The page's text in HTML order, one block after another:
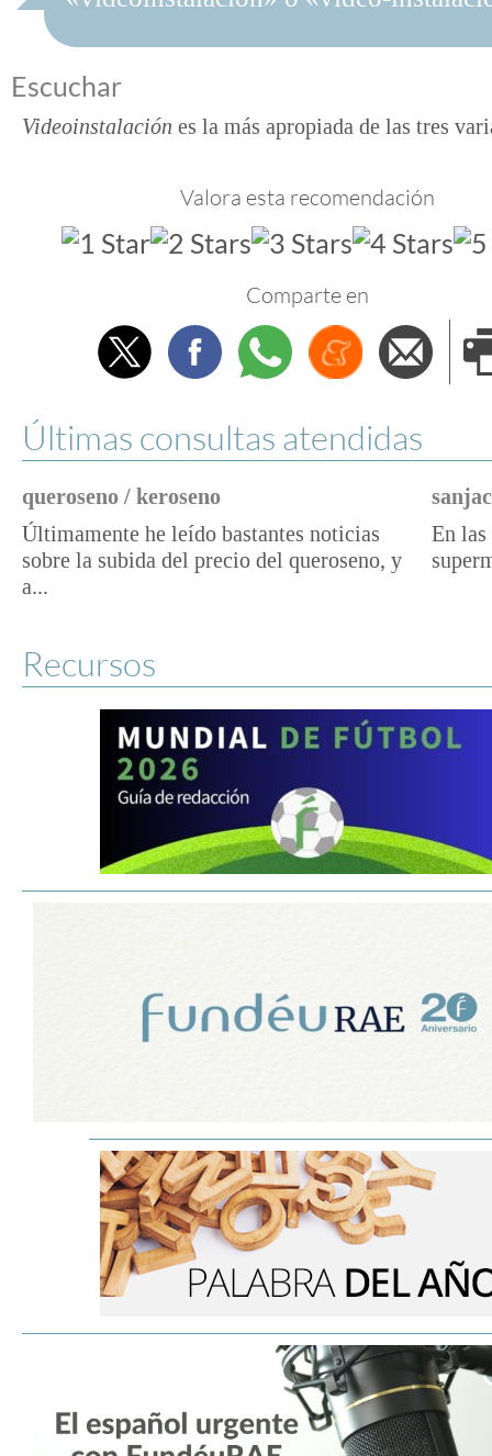
Escuchar
Videoinstalación es la más apropiada de las tres
Valora esta recomendación
Comparte en
TwitterFacebookWhatsappMenéame
Últimas consultas atendidas
queroseno / keroseno
Últimamente he leído bastantes noticias
sobre la subida del precio del queroseno, y
a...
En las
Recursos